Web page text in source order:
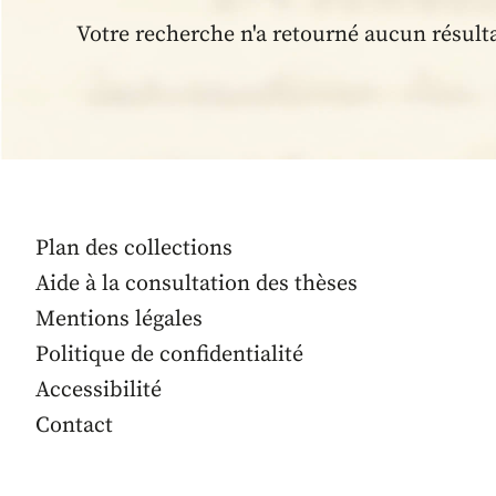
Votre recherche n'a retourné aucun
Plan des collections
Aide à la consultation des thèses
Mentions légales
Politique de confidentialité
Accessibilité
Contact